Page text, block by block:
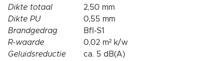
Dikte totaal
2,50 mm
Dikte PU
0,55 mm
Brandgedrag
Bfl-S1
R-waarde
0,02 m² k/w
Geluidsreductie
ca. 5 dB(A)